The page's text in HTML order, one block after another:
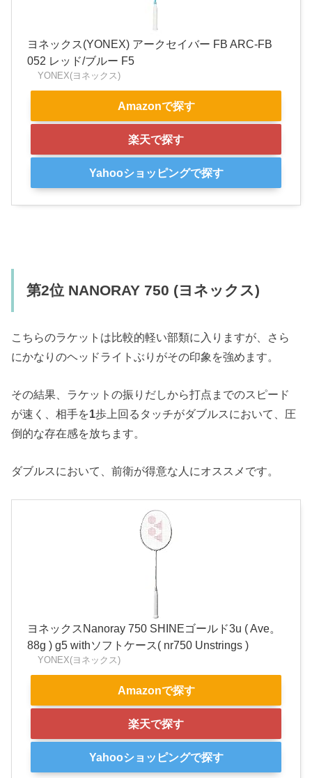
ヨネックス(YONEX) アークセイバー FB ARC-FB
052 レッド/ブルー F5
YONEX(ヨネックス)
Amazonで探す
楽天で探す
Yahooショッピングで探す
第2位 NANORAY 750 (ヨネックス)
こちらのラケットは比較的軽い部類に入りますが、さら
にかなりのヘッドライトぶりがその印象を強めます。
その結果、ラケットの振りだしから打点までのスピード
が速く、相手を1歩上回るタッチがダブルスにおいて、圧
倒的な存在感を放ちます。
ダブルスにおいて、前衛が得意な人にオススメです。
ヨネックスNanoray 750 SHINEゴールド3u ( Ave。
88g ) g5 withソフトケース( nr750 Unstrings )
YONEX(ヨネックス)
Amazonで探す
楽天で探す
Yahooショッピングで探す